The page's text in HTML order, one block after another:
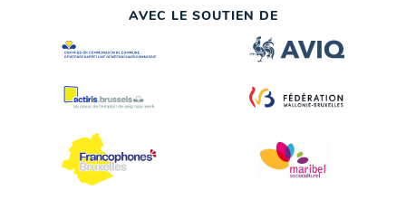
articles
AVEC LE SOUTIEN DE